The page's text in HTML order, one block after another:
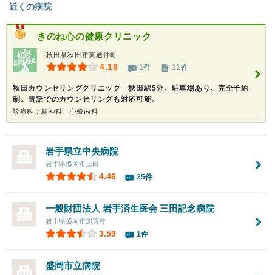
近くの病院
きのね心の健康クリニック
秋田県秋田市東通仲町
4.18 1件 11件
秋田カウンセリングクリニック 秋田駅5分。駐車場あり。完全予約
制。電話でのカウンセリングも対応可能。
診療科：精神科、心療内科
岩手県立中央病院
岩手県盛岡市上田
4.46 25件
一般財団法人 岩手済生医会 三田記念病院
岩手県盛岡市加賀野
3.59 1件
盛岡市立病院